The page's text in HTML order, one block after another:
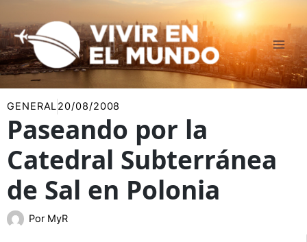
al
contenido
GENERAL20/08/2008
Paseando por la
Catedral Subterránea
de Sal en Polonia
Por MyR